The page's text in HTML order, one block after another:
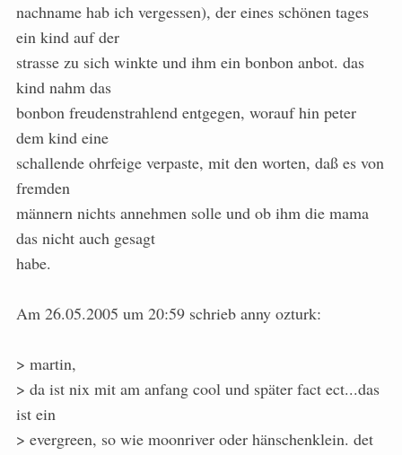
nachname hab ich vergessen), der eines schönen tages
ein kind auf der
strasse zu sich winkte und ihm ein bonbon anbot. das
kind nahm das
bonbon freudenstrahlend entgegen, worauf hin peter
dem kind eine
schallende ohrfeige verpaste, mit den worten, daß es von
fremden
männern nichts annehmen solle und ob ihm die mama
das nicht auch gesagt
habe.
Am 26.05.2005 um 20:59 schrieb anny ozturk:
> martin,
> da ist nix mit am anfang cool und später fact ect...das
ist ein
> evergreen, so wie moonriver oder hänschenklein. det